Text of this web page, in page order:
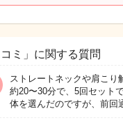
ミ」に関する質問
ストレートネックや肩こり
約20〜30分で、5回セット
体を選んだのですが、前